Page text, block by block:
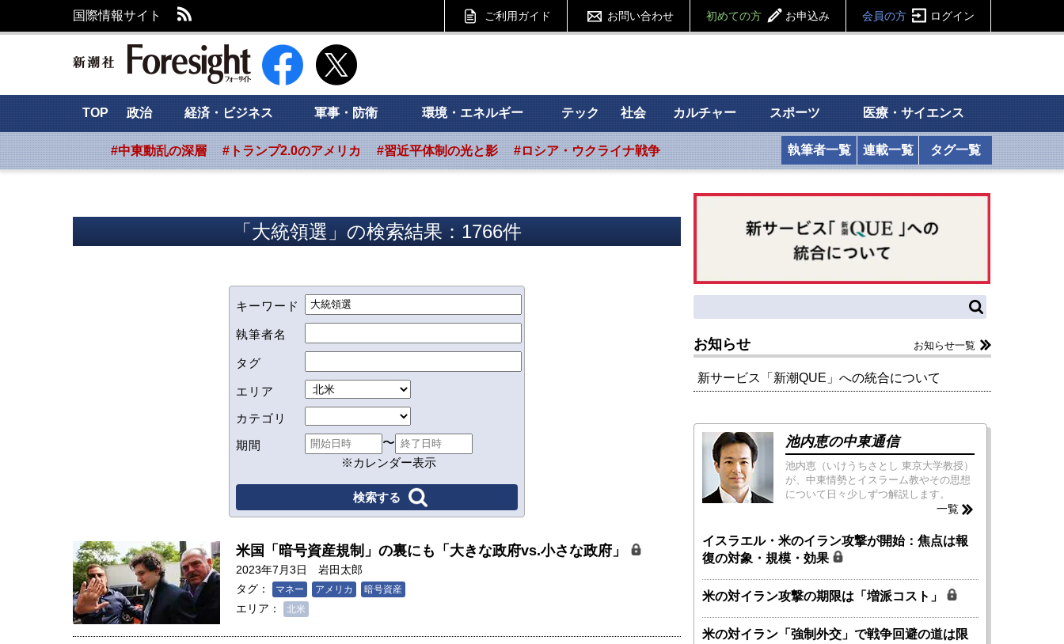
国際情報サイト ご利用ガイド お問い合わせ 初めての方 お申込み 会員の方 ログイン
新潮社 Foresight フォーサイト
TOP 政治 経済・ビジネス 軍事・防衛 環境・エネルギー テック 社会 カルチャー スポーツ 医療・サイエンス
#中東動乱の深層 #トランプ2.0のアメリカ #習近平体制の光と影 #ロシア・ウクライナ戦争 執筆者一覧 連載一覧 タグ一覧
「大統領選」の検索結果：1766件
キーワード
執筆者名
タグ
エリア
カテゴリ
期間
〜
※カレンダー表示
米国「暗号資産規制」の裏にも「大きな政府vs.小さな政府」
2023年7月3日
岩田太郎
タグ：
マネー アメリカ 暗号資産
エリア： 北米
お知らせ お知らせ一覧
新サービス「新潮QUE」への統合について
池内恵の中東通信
池内恵（いけうちさとし 東京大学教授）
が、中東情勢とイスラーム教やその思想
について日々少しずつ解説します。
一覧
イスラエル・米のイラン攻撃が開始：焦点は報
復の対象・規模・効果
米の対イラン攻撃の期限は「増派コスト」
米の対イラン「強制外交」で戦争回避の道は限